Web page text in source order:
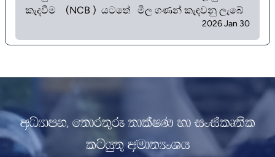
කැදවීම (NCB ) යටතේ මිල ගණන් කැඳවනු ලැබේ
2026 Jan 30
wOHdmk" f;dr;=re ;dlaIK yd ixialD;sl
lghq;= wud;HxYh